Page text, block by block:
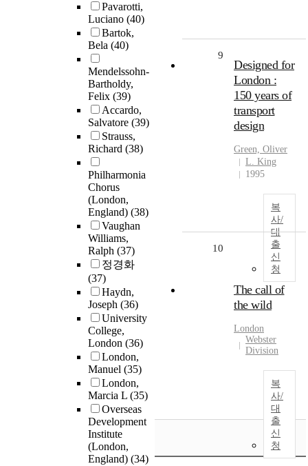
Pavarotti,
Luciano (40)
Bartok,
Bela (40)
Mendelssohn-
Bartholdy,
Felix (39)
Accardo,
Salvatore (39)
Strauss,
Richard (38)
Philharmonia
Chorus
(London,
England) (38)
Vaughan
Williams,
Ralph (37)
정경화
(37)
Haydn,
Joseph (36)
University
College,
London (36)
London,
Manuel (35)
London,
Marcia L (35)
Overseas
Development
Institute
(London,
England) (34)
9
Designed for
London :
150 years of
transport
design
Green, Oliver
L. King
1995
복
사/
대
출
신
청
10
The call of
the wild
London
Webster
Division
복
사/
대
출
신
청